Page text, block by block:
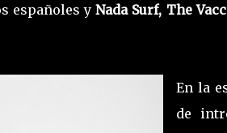
españoles yNada Surf, The
En la
de